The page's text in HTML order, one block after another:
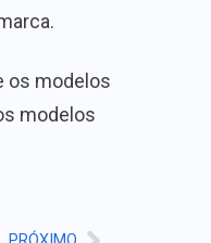
os modelos
modelos